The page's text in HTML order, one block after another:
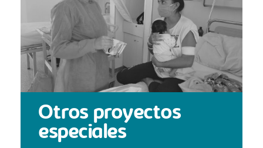
Otros proyectos
especiales